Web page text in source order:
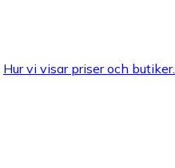
Hur vi visar priser och butiker.